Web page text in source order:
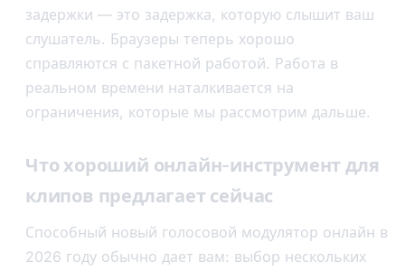
задержки — это задержка, которую слышит ваш
слушатель. Браузеры теперь хорошо
справляются с пакетной работой. Работа в
реальном времени наталкивается на
ограничения, которые мы рассмотрим дальше.
Что хороший онлайн-инструмент для
клипов предлагает сейчас
Способный новый голосовой модулятор онлайн в
2026 году обычно дает вам: выбор нескольких